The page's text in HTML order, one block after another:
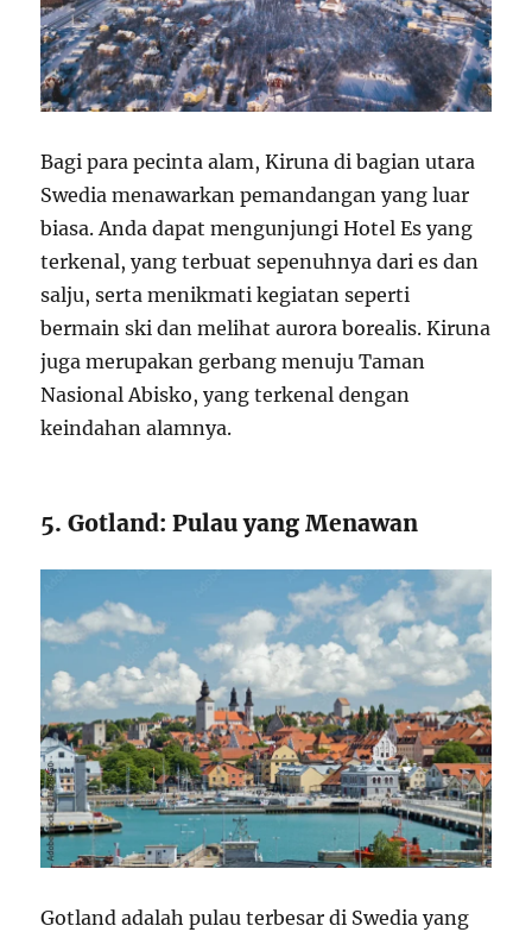
Bagi para pecinta alam, Kiruna di bagian utara
Swedia menawarkan pemandangan yang luar
biasa. Anda dapat mengunjungi Hotel Es yang
terkenal, yang terbuat sepenuhnya dari es dan
salju, serta menikmati kegiatan seperti
bermain ski dan melihat aurora borealis. Kiruna
juga merupakan gerbang menuju Taman
Nasional Abisko, yang terkenal dengan
keindahan alamnya.
5. Gotland: Pulau yang Menawan
Gotland adalah pulau terbesar di Swedia yang